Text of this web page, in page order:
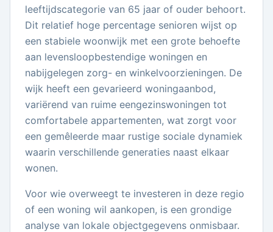
leeftijdscategorie van 65 jaar of ouder behoort.
Dit relatief hoge percentage senioren wijst op
een stabiele woonwijk met een grote behoefte
aan levensloopbestendige woningen en
nabijgelegen zorg- en winkelvoorzieningen. De
wijk heeft een gevarieerd woningaanbod,
variërend van ruime eengezinswoningen tot
comfortabele appartementen, wat zorgt voor
een gemêleerde maar rustige sociale dynamiek
waarin verschillende generaties naast elkaar
wonen.
Voor wie overweegt te investeren in deze regio
of een woning wil aankopen, is een grondige
analyse van lokale objectgegevens onmisbaar.